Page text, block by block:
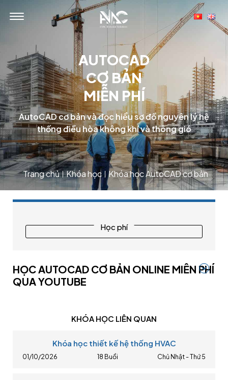
AUTOCAD
CƠ BẢN
MIỄN PHÍ
AutoCAD cơ bản và đọc hiểu sơ đồ nguyên lý hệ
thống điều hòa không khí và thông gió
Trang chủ | Khóa học | Khóa học AutoCAD cơ bản –
HỌC AUTOCAD CƠ BẢN ONLINE MIỄN PHÍ
QUA YOUTUBE
KHÓA HỌC LIÊN QUAN
Khóa học thiết kế hệ thống HVAC
01/10/2026 18 Buổi Chủ Nhật - Thứ 5
Học phí